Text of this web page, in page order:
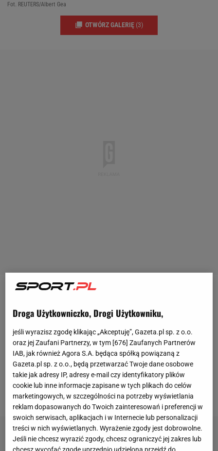
Fot. REUTERS/Albert Gea
OTWÓRZ GALERIĘ (3)
od falstartu. Zespół prowadzony przez Hansiego
Potem Barcelona zachwyciłakibiców
, wygrywając
5:0 z Young Boys Berno u siebie. Przed nią jednak
jeszcze sporo ważnych pojedynków, w tym
wtorkowe starcie na własnym stadionie z Bayernem
Monachium.
Droga Użytkowniczko, Drogi Użytkowniku,
jeśli wyrazisz zgodę klikając „Akceptuję”, Gazeta.pl sp. z o.o.
oraz jej Zaufani Partnerzy, w tym [676] Zaufanych Partnerów
IAB, jak również Agora S.A. będąca spółką powiązaną z
Gazeta.pl sp. z o.o., będą przetwarzać Twoje dane osobowe
takie jak adresy IP, adresy e-mail czy identyfikatory plików
cookie lub inne informacje zapisane w tych plikach do celów
marketingowych, w szczególności na potrzeby wyświetlania
reklam dopasowanych do Twoich zainteresowań i preferencji w
swoich serwisach, aplikacjach i w Internecie lub personalizacji
treści w nich wyświetlanych. Wyrażenie zgody jest dobrowolne.
Jeśli nie chcesz wyrazić zgody, chcesz ograniczyć jej zakres lub